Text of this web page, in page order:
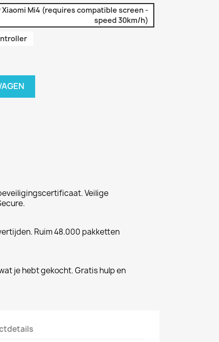
Mi4 (requires compatible screen -
speed 30km/h)
Veilige
Ruim 48.000 pakketten
je hebt gekocht. Gratis hulp en